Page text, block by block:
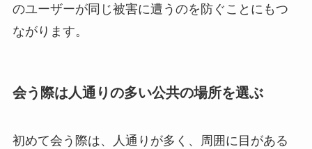
のユーザーが同じ被害に遭うのを防ぐことにもつ
ながります。
会う際は人通りの多い公共の場所を選ぶ
初めて会う際は、人通りが多く、周囲に目がある